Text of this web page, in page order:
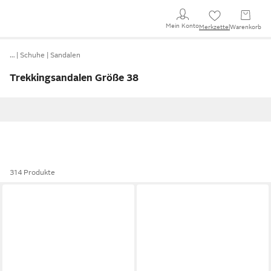
Mein KontoMerkzettel Warenkorb
… Schuhe Sandalen
Trekkingsandalen Größe 38
314 Produkte